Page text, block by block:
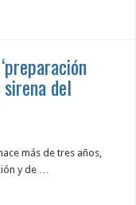
del
más de tres años,
y de …